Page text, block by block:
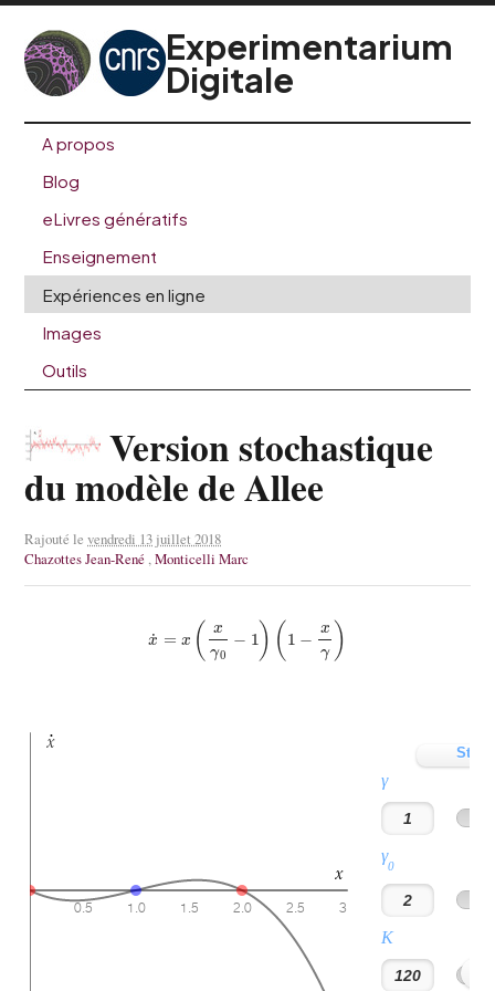
Experimentarium
Digitale
A propos
Blog
eLivres génératifs
Enseignement
Expériences en ligne
Images
Outils
Version stochastique
du modèle de Allee
Rajouté levendredi 13 juillet 2018
Chazottes Jean-René ,Monticelli Marc
=x (x 1) 1−